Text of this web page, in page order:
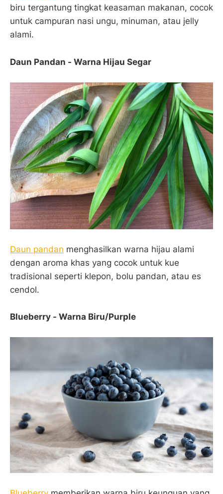
biru tergantung tingkat keasaman makanan, cocok
untuk campuran nasi ungu, minuman, atau jelly
alami.
Daun Pandan - Warna Hijau Segar
Daun pandan menghasilkan warna hijau alami
dengan aroma khas yang cocok untuk kue
tradisional seperti klepon, bolu pandan, atau es
cendol.
Blueberry - Warna Biru/Purple